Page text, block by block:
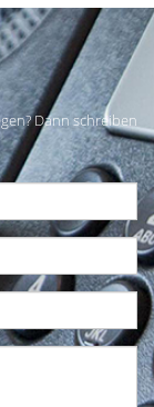
Dann schreiben